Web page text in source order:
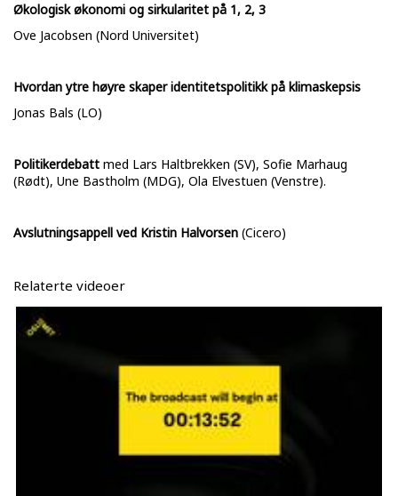
Økologisk økonomi og sirkularitet på 1, 2, 3
Ove Jacobsen (Nord Universitet)
Hvordan ytre høyre skaper identitetspolitikk på klimaskepsis
Jonas Bals (LO)
Politikerdebatt med Lars Haltbrekken (SV), Sofie Marhaug
(Rødt), Une Bastholm (MDG), Ola Elvestuen (Venstre).
Avslutningsappell ved Kristin Halvorsen (Cicero)
Relaterte videoer